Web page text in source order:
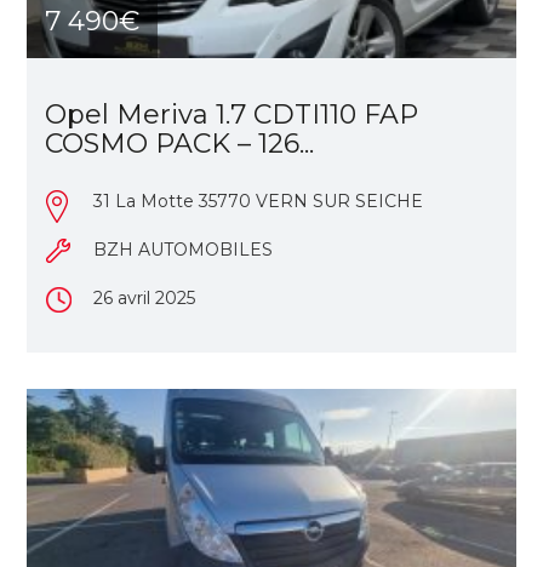
7 490€
Opel Meriva 1.7 CDTI110 FAP
COSMO PACK – 126...
31 La Motte 35770 VERN SUR SEICHE
BZH AUTOMOBILES
26 avril 2025